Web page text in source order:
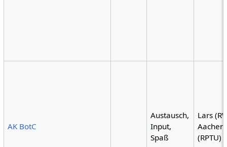
AK BotC
Austausch,
Input,
Spaß
Lars
(RPTU)